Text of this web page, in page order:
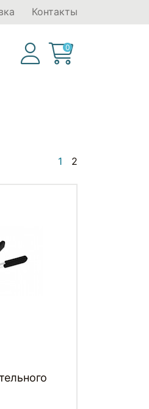
Контакты
0
1 2